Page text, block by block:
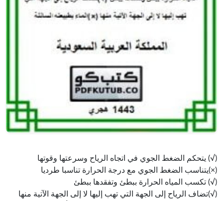
(√) يتحكم الضغط الجوي في اتجاه الرياح وسرعتها وقوتها
(×)يتناسب الضغط الجوي مع درجة الحرارة تناسبا طرديا
(√) تكسب المياه الحرارة ببطئ وتفقدها ببطئ
(√)تضاف الرياح إلى الجهة التي تهب إليها لا إلى الجهة الآتية منها